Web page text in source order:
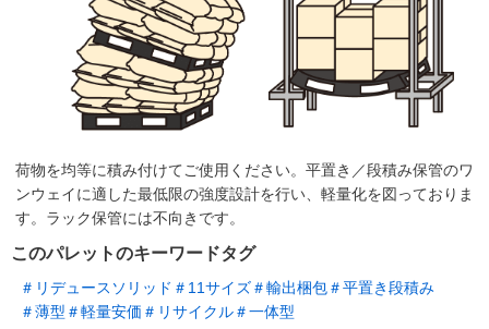
荷物を均等に積み付けてご使用ください。平置き／段積み保管のワ
ンウェイに適した最低限の強度設計を行い、軽量化を図っておりま
す。ラック保管には不向きです。
このパレットのキーワードタグ
＃リデュースソリッド ＃11サイズ＃輸出梱包＃平置き段積み
＃薄型 ＃軽量安価 ＃リサイクル＃一体型